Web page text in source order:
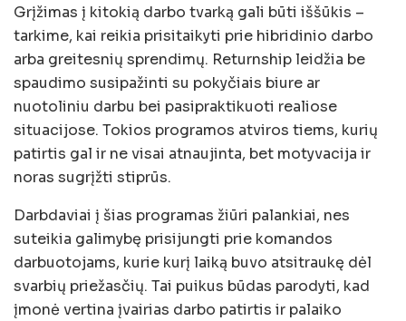
Grįžimas į kitokią darbo tvarką gali būti iššūkis –
tarkime, kai reikia prisitaikyti prie hibridinio darbo
arba greitesnių sprendimų. Returnship leidžia be
spaudimo susipažinti su pokyčiais biure ar
nuotoliniu darbu bei pasipraktikuoti realiose
situacijose. Tokios programos atviros tiems, kurių
patirtis gal ir ne visai atnaujinta, bet motyvacija ir
noras sugrįžti stiprūs.
Darbdaviai į šias programas žiūri palankiai, nes
suteikia galimybę prisijungti prie komandos
darbuotojams, kurie kurį laiką buvo atsitraukę dėl
svarbių priežasčių. Tai puikus būdas parodyti, kad
įmonė vertina įvairias darbo patirtis ir palaiko